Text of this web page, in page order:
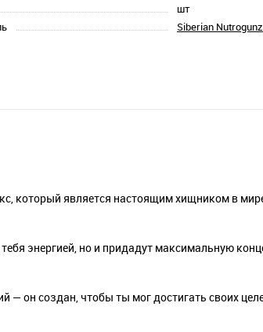
шт
Siberian Nutrogunz
который является настоящим хищником в
энергией, но и придадут максимальную
— он создан, чтобы ты мог достигать своих